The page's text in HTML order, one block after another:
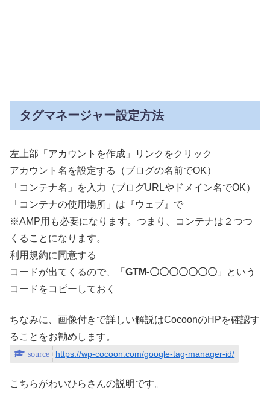
タグマネージャー設定方法
左上部「アカウントを作成」リンクをクリック
アカウント名を設定する（ブログの名前でOK）
「コンテナ名」を入力（ブログURLやドメイン名でOK）
「コンテナの使用場所」は『ウェブ』で
※AMP用も必要になります。つまり、コンテナは２つつ
くることになります。
利用規約に同意する
コードが出てくるので、「 GTM-〇〇〇〇〇〇〇 」という
コードをコピーしておく
ちなみに、画像付きで詳しい解説はCocoonのHPを確認す
ることをお勧めします。
https://wp-cocoon.com/google-tag-manager-id/
こちらがわいひらさんの説明です。